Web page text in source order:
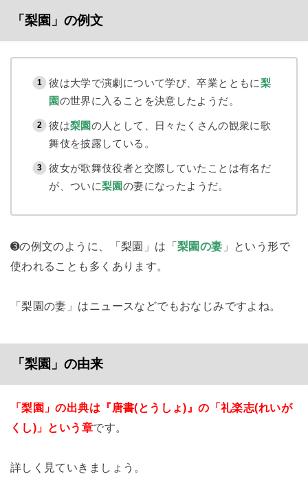
「梨園」の例文
彼は大学で演劇について学び、卒業とともに梨
園の世界に入ることを決意したようだ。
彼は梨園の人として、日々たくさんの観衆に歌
舞伎を披露している。
彼女が歌舞伎役者と交際していたことは有名だ
が、ついに梨園の妻になったようだ。
➌の例文のように、「梨園」は「梨園の妻 」という形で
使われることも多くあります。
「梨園の妻」はニュースなどでもおなじみですよね。
「梨園」の由来
「梨園」の出典は『唐書(とうしょ)』の「礼楽志(れいが
くし)」という章です。
詳しく見ていきましょう。